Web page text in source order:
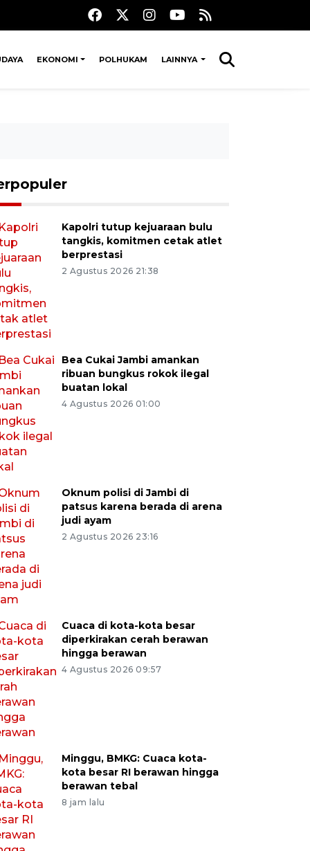
EKONOMI POLHUKAM LAINNYA
Kapolri tutup kejuaraan bulu
tangkis, komitmen cetak atlet
berprestasi
2 Agustus 2026 21:38
Bea Cukai Jambi amankan
ribuan bungkus rokok ilegal
buatan lokal
4 Agustus 2026 01:00
Oknum polisi di Jambi di
patsus karena berada di arena
judi ayam
2 Agustus 2026 23:16
Cuaca di kota-kota besar
diperkirakan cerah berawan
hingga berawan
4 Agustus 2026 09:57
Minggu, BMKG: Cuaca kota-
kota besar RI berawan hingga
berawan tebal
8 jam lalu